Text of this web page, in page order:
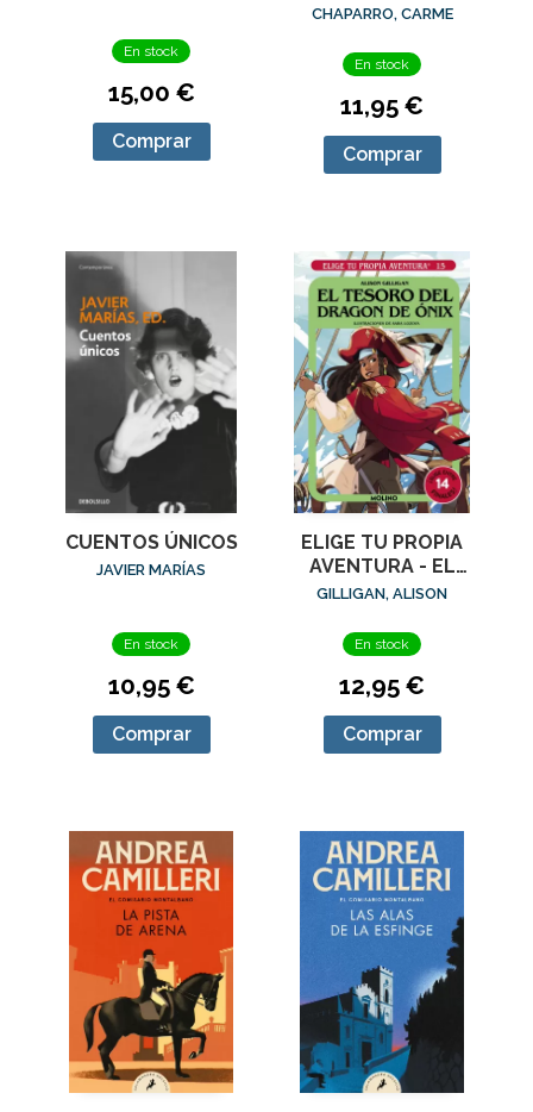
En stock
15,00 €
Comprar
CHAPARRO, CARME
En stock
11,95 €
Comprar
CUENTOS ÚNICOS
JAVIER MARÍAS
En stock
10,95 €
Comprar
ELIGE TU PROPIA
AVENTURA - EL
TESORO DEL
GILLIGAN, ALISON
En stock
12,95 €
Comprar